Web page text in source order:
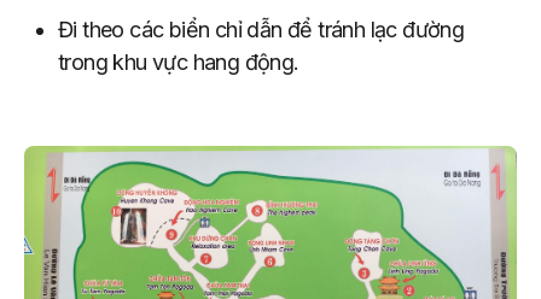
Đi theo các biển chỉ dẫn để tránh lạc đường
trong khu vực hang động.